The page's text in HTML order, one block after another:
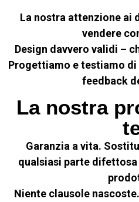
La nostra attenzione ai
vendere
Design davvero validi –
Progettiamo e testiamo di
feedback
La nostra
Garanzia a vita.
qualsiasi parte
Niente clausole